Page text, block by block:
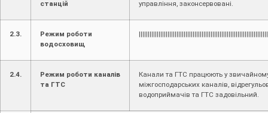
станцій
управління, законсервовані.
2.3.
Режим роботи
водосховищ
2.4.
Режим роботи каналів
та ГТС
Канали та ГТС працюють у
міжгосподарських каналів,
водоприймачів та ГТС задовільний.